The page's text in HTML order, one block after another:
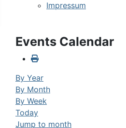
Impressum
Events Calendar
By Year
By Month
By Week
Today
Jump to month